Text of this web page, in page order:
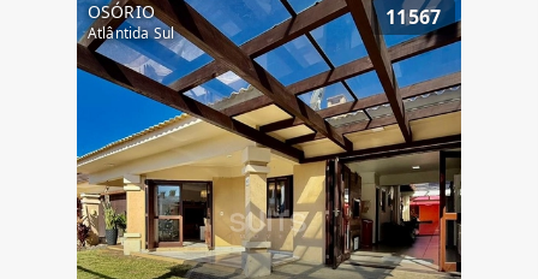
OSÓRIO
Atlântida Sul
11567